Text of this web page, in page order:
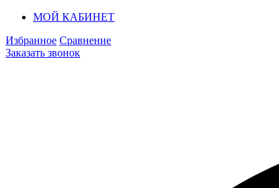
МОЙ КАБИНЕТ
Избранное Сравнение
Заказать звонок